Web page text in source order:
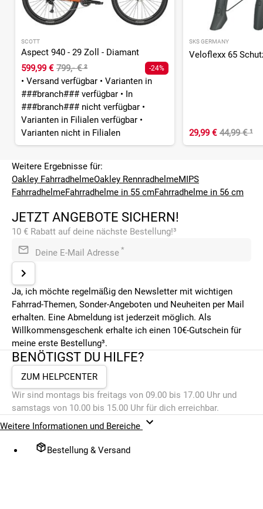
SCOTT
Aspect 940 - 29 Zoll - Diamant
599,99 € 799,- €² -24%
• Versand verfügbar • Varianten in
###branch### verfügbar • In
###branch### nicht verfügbar •
Varianten in Filialen verfügbar •
Varianten nicht in Filialen
SKS GERMANY
Veloflexx 65
29,99 € 44,99 €¹
Weitere Ergebnisse für:
Oakley FahrradhelmeOakley RennradhelmeMIPS
FahrradhelmeFahrradhelme in 55 cmFahrradhelme in 56 cm
JETZT ANGEBOTE SICHERN!
10 € Rabatt auf deine nächste Bestellung!³
Deine E-Mail Adresse *
Ja, ich möchte regelmäßig den Newsletter mit wichtigen
Fahrrad-Themen, Sonder-Angeboten und Neuheiten per Mail
erhalten. Eine Abmeldung ist jederzeit möglich. Als
Willkommensgeschenk erhalte ich einen 10€-Gutschein für
meine erste Bestellung³.
BENÖTIGST DU HILFE?
ZUM HELPCENTER
Wir sind montags bis freitags von 09.00 bis 17.00 Uhr und
samstags von 10.00 bis 15.00 Uhr für dich erreichbar.
Weitere Informationen und Bereiche
Bestellung & Versand